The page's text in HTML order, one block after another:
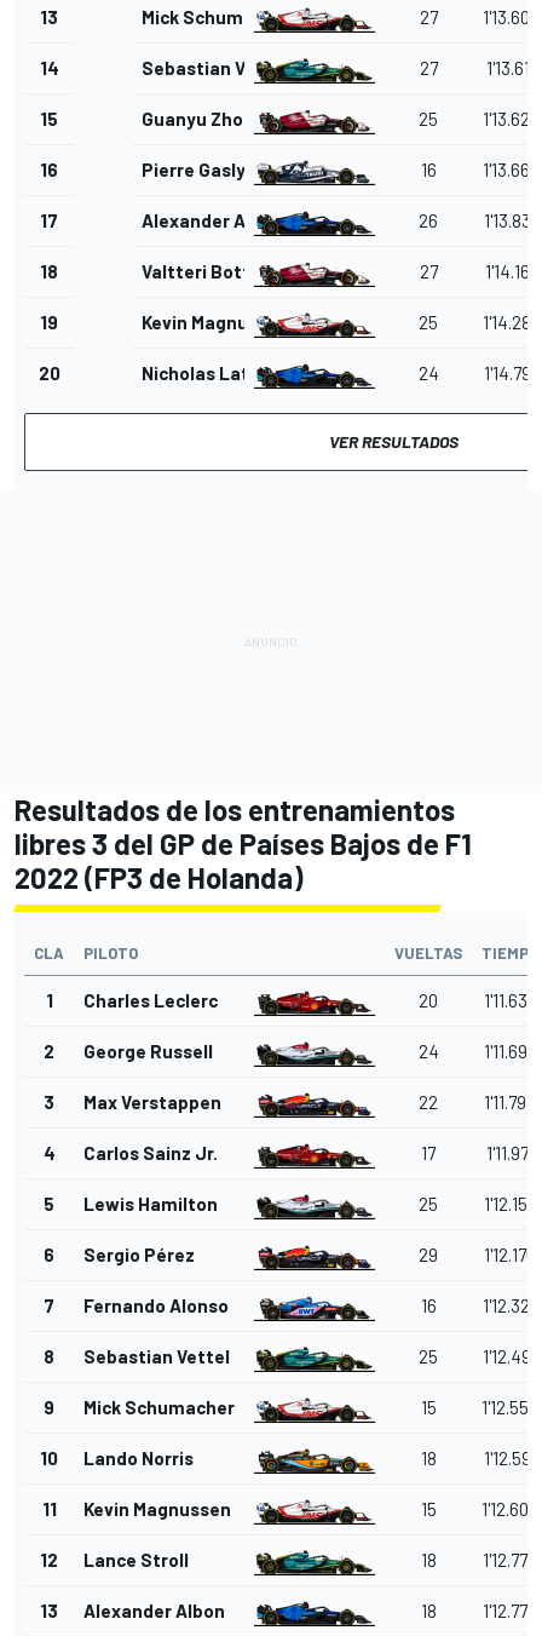
13 Mick Schumacher 27 1'13.604
14 Sebastian Vettel 27 1'13.611
15 Guanyu Zhou 25 1'13.624
16 Pierre Gasly 16 1'13.666
17 Alexander Albon 26 1'13.837
18 Valtteri Bottas 27 1'14.167
19 Kevin Magnussen 25 1'14.282
20 Nicholas Latifi 24 1'14.797
VER RESULTADOS
Resultados de los entrenamientos
libres 3 del GP de Países Bajos de F1
2022 (FP3 de Holanda)
CLA PILOTO VUELTAS TIEMPO
1 Charles Leclerc 20 1'11.632
2 George Russell 24 1'11.698
3 Max Verstappen 22 1'11.793
4 Carlos Sainz Jr. 17 1'11.971
5 Lewis Hamilton 25 1'12.156
6 Sergio Pérez 29 1'12.176
7 Fernando Alonso 16 1'12.327
8 Sebastian Vettel 25 1'12.491
9 Mick Schumacher 15 1'12.558
10 Lando Norris 18 1'12.591
11 Kevin Magnussen 15 1'12.606
12 Lance Stroll 18 1'12.773
13 Alexander Albon 18 1'12.775